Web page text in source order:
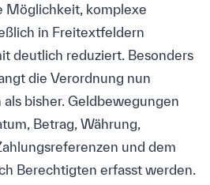
Möglichkeit, komplexe
in Freitextfeldern
deutlich reduziert. Besonders
die Verordnung nun
bisher. Geldbewegungen
Betrag, Währung,
und dem
Berechtigten erfasst werden.